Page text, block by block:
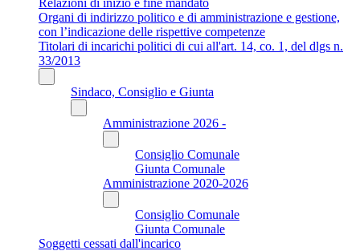
Organi di indirizzo politico e di amministrazione e gestione,
con l’indicazione delle rispettive competenze
Titolari di incarichi politici di cui all'art. 14, co. 1, del dlgs n.
33/2013
Sindaco, Consiglio e Giunta
Amministrazione 2026 -
Consiglio Comunale
Giunta Comunale
Amministrazione 2020-2026
Consiglio Comunale
Giunta Comunale
Soggetti cessati dall'incarico